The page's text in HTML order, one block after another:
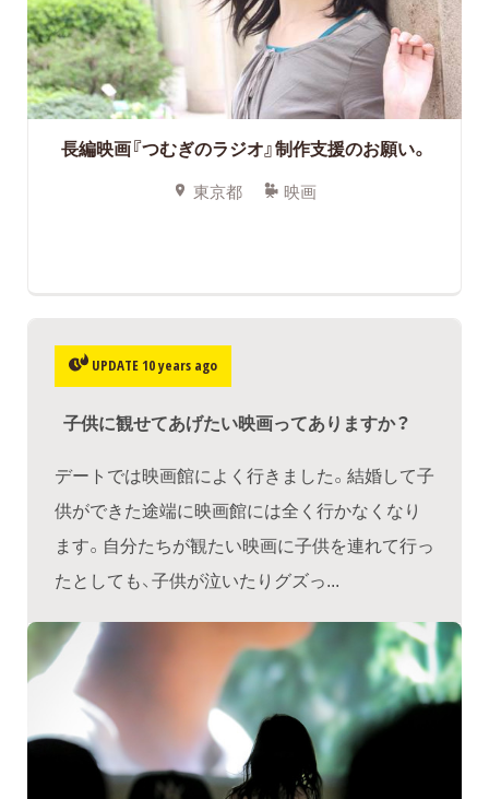
長編映画『つむぎのラジオ』制作支援のお願い。
東京都 映画
UPDATE 10 years ago
子供に観せてあげたい映画ってありますか？
デートでは映画館によく行きました。結婚して子
供ができた途端に映画館には全く行かなくなり
ます。自分たちが観たい映画に子供を連れて行っ
たとしても、子供が泣いたりグズっ...